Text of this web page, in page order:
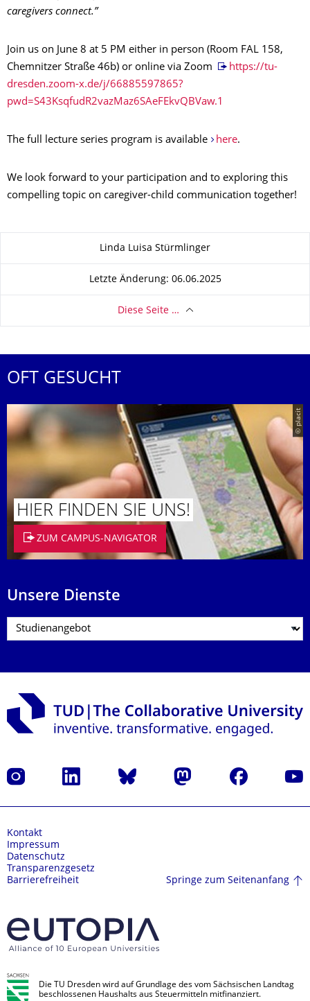
caregivers connect.”
Join us on June 8 at 5 PM either in person (Room FAL 158,
Chemnitzer Straße 46b) or online via Zoom
https://tu-
dresden.zoom-x.de/j/66885597865?
pwd=S43KsqfudR2vazMaz6SAeFEkvQBVaw.1
The full lecture series program is available here.
We look forward to your participation and to exploring this
compelling topic on caregiver-child communication together!
Zu dieser SeiteLinda Luisa Stürmlinger
Letzte Änderung: 06.06.2025
Diese Seite …
OFT GESUCHT
© placit
HIER FINDEN SIE UNS!
ZUM CAMPUS-NAVIGATOR
Unsere Dienste
Instagram LinkedIn Bluesky Mastodon Facebook
Kontakt
Impressum
Datenschutz
Transparenzgesetz
Barrierefreiheit
Springe zum Seitenanfang
Die TU Dresden wird auf Grundlage des vom Sächsischen Landtag
beschlossenen Haushalts aus Steuermitteln mitfinanziert.